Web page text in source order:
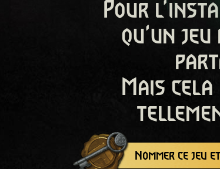
Pour
qu'un jeu
Mais
Nommer ce jeu